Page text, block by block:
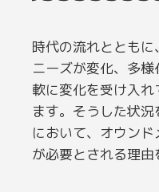
時代の流れととも
ニーズが変化、多
軟に変化を受け入
ます。そうした状
において、オウン
が必要とされる理由